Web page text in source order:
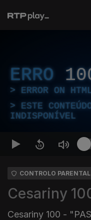
ERRO
ERROR ON
ESTE
INDISPONÍVEL
CONTROLO
Cesariny
Cesariny 100 -